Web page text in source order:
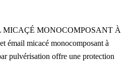
MONOCOMPOSANT À
émail micacé monocomposant à
pulvérisation offre une protection